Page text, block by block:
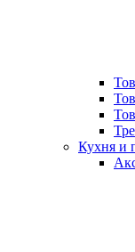
Кухня и